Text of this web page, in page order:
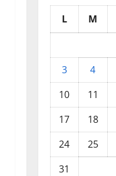
L M
3
4
10
11
17
18
24
25
31